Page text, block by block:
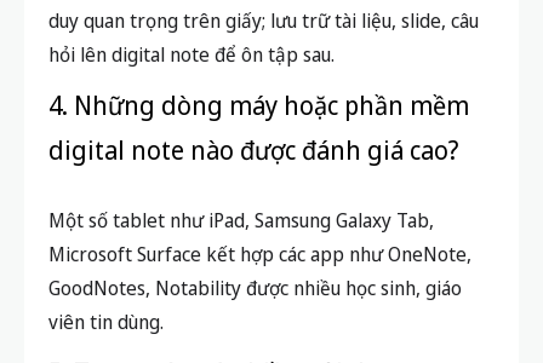
Có, nếu bạn biết tận dụng chức năng tìm kiếm, lưu
trữ và chia sẻ của các ứng dụng ghi chú. Tuy nhiên,
xao nhãng.
3. Làm thế nào để phối hợp dùng song
song hai phương pháp này?
Bạn nên ghi chú ý chính, phần bài tập hoặc sơ đồ tư
duy quan trọng trên giấy; lưu trữ tài liệu, slide, câu